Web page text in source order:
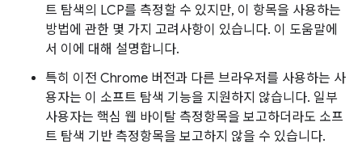
트 탐색의 LCP를 측정할 수 있지만, 이 항목을 사용하는
방법에 관한 몇 가지 고려사항이 있습니다. 이 도움말에
서 이에 대해 설명합니다.
특히 이전 Chrome 버전과 다른 브라우저를 사용하는 사
용자는 이 소프트 탐색 기능을 지원하지 않습니다. 일부
사용자는 핵심 웹 바이탈 측정항목을 보고하더라도 소프
트 탐색 기반 측정항목을 보고하지 않을 수 있습니다.